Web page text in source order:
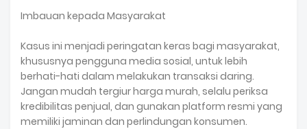
Imbauan kepada Masyarakat
Kasus ini menjadi peringatan keras bagi masyarakat,
khususnya pengguna media sosial, untuk lebih
berhati-hati dalam melakukan transaksi daring.
Jangan mudah tergiur harga murah, selalu periksa
kredibilitas penjual, dan gunakan platform resmi yang
memiliki jaminan dan perlindungan konsumen.